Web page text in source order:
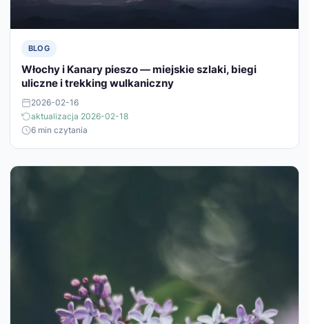
BLOG
Włochy i Kanary pieszo — miejskie szlaki, biegi
uliczne i trekking wulkaniczny
2026-02-16
aktualizacja 2026-02-18
6 min czytania